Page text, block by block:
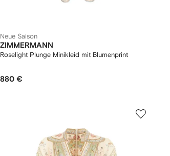
Neue Saison
ZIMMERMANN
Roselight Plunge Minikleid mit Blumenprint
880 €